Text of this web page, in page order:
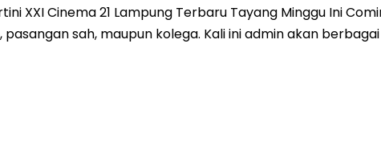
XXI Cinema 21 Lampung Terbaru Tayang Minggu Ini
sah, maupun kolega. Kali ini admin akan berbagai